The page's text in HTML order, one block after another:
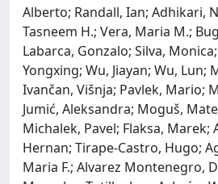
Alberto; Randall, Ian; Adhikari,
Tasneem H.; Vera, Maria M.;
Labarca, Gonzalo; Silva,
Yongxing; Wu, Jiayan; Wu, Lun;
Ivančan, Višnja; Pavlek, Mario;
Jumić, Aleksandra; Moguš,
Michalek, Pavel; Flaksa, Marek;
Hernan; Tirape-Castro, Hugo;
Maria F.; Alvarez Montenegro,